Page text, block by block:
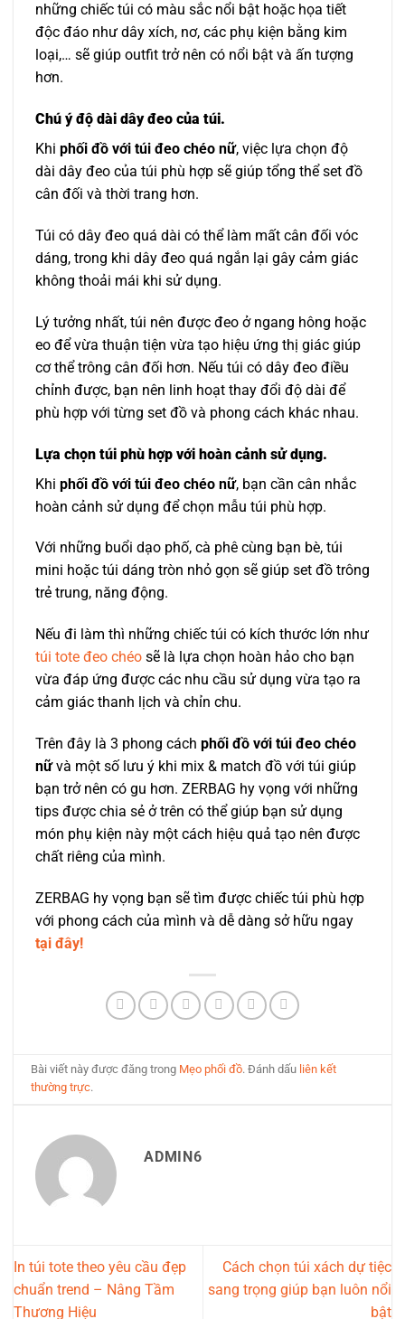
những chiếc túi có màu sắc nổi bật hoặc họa tiết
độc đáo như dây xích, nơ, các phụ kiện bằng kim
loại,… sẽ giúp outfit trở nên có nổi bật và ấn tượng
hơn.
Chú ý độ dài dây đeo của túi.
Khi phối đồ với túi đeo chéo nữ, việc lựa chọn độ
dài dây đeo của túi phù hợp sẽ giúp tổng thể set đồ
cân đối và thời trang hơn.
Túi có dây đeo quá dài có thể làm mất cân đối vóc
dáng, trong khi dây đeo quá ngắn lại gây cảm giác
không thoải mái khi sử dụng.
Lý tưởng nhất, túi nên được đeo ở ngang hông hoặc
eo để vừa thuận tiện vừa tạo hiệu ứng thị giác giúp
cơ thể trông cân đối hơn. Nếu túi có dây đeo điều
chỉnh được, bạn nên linh hoạt thay đổi độ dài để
phù hợp với từng set đồ và phong cách khác nhau.
Lựa chọn túi phù hợp với hoàn cảnh sử dụng.
Khi phối đồ với túi đeo chéo nữ, bạn cần cân nhắc
hoàn cảnh sử dụng để chọn mẫu túi phù hợp.
Với những buổi dạo phố, cà phê cùng bạn bè, túi
mini hoặc túi dáng tròn nhỏ gọn sẽ giúp set đồ trông
trẻ trung, năng động.
Nếu đi làm thì những chiếc túi có kích thước lớn như
túi tote đeo chéo sẽ là lựa chọn hoàn hảo cho bạn
vừa đáp ứng được các nhu cầu sử dụng vừa tạo ra
cảm giác thanh lịch và chỉn chu.
Trên đây là 3 phong cách phối đồ với túi đeo chéo
nữvà một số lưu ý khi mix & match đồ với túi giúp
bạn trở nên có gu hơn. ZERBAG hy vọng với những
tips được chia sẻ ở trên có thể giúp bạn sử dụng
món phụ kiện này một cách hiệu quả tạo nên được
chất riêng của mình.
ZERBAG hy vọng bạn sẽ tìm được chiếc túi phù hợp
với phong cách của mình và dễ dàng sở hữu ngay
tại đây!
Bài viết này được đăng trong Mẹo phối đồ. Đánh dấu liên kết
thường trực.
ADMIN6
In túi tote theo yêu cầu đẹp
chuẩn trend – Nâng Tầm
Thương Hiệu
Cách chọn túi xách dự tiệc
sang trọng giúp bạn luôn nổi
bật